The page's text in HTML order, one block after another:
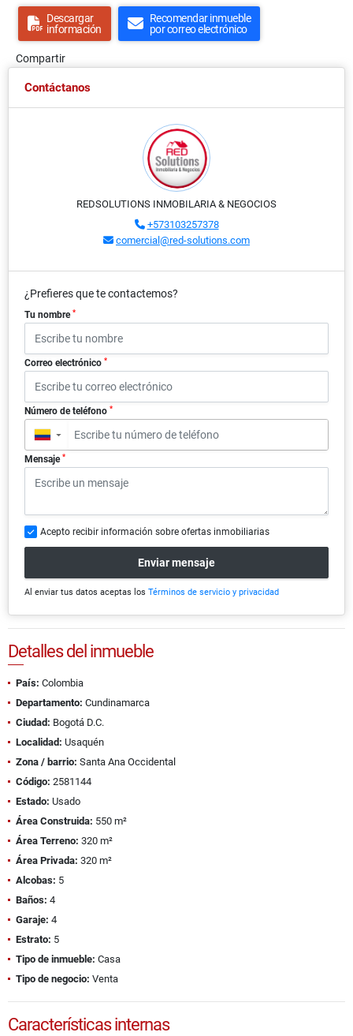
Descargar
información
Recomendar inmueble
por correo electrónico
Compartir
Contáctanos
REDSOLUTIONS INMOBILARIA & NEGOCIOS
+573103257378
comercial@red-solutions.com
¿Prefieres que te contactemos?
Tu nombre *
Correo electrónico *
Número de teléfono *
▼
Mensaje *
Acepto recibir información sobre ofertas inmobiliarias
Enviar mensaje
Al enviar tus datos aceptas los Términos de servicio y privacidad
Detalles del inmueble
País: Colombia
Departamento: Cundinamarca
Ciudad: Bogotá D.C.
Localidad: Usaquén
Zona / barrio: Santa Ana Occidental
Código: 2581144
Estado: Usado
Área Construida: 550 m²
Área Terreno: 320 m²
Área Privada: 320 m²
Alcobas: 5
Baños: 4
Garaje: 4
Estrato: 5
Tipo de inmueble: Casa
Tipo de negocio: Venta
Características internas